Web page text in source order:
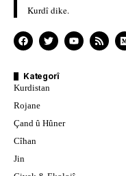
Kurdî dike.
Kategorî
Kurdistan
Rojane
Çand û Hûner
Cîhan
Jin